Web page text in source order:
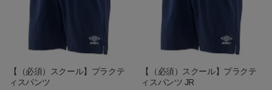
【（必須）スクール】プラクテ
ィスパンツ
【（必須）スクール】プラクテ
ィスパンツ JR